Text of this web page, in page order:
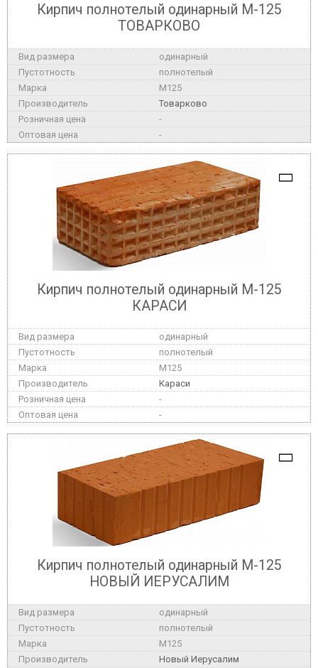
Кирпич полнотелый одинарный М-125
ТОВАРКОВО
одинарный
полнотелый
M125
Товарково
-
-
Кирпич полнотелый одинарный М-125
КАРАСИ
одинарный
полнотелый
M125
Караси
-
-
Кирпич полнотелый одинарный М-125
НОВЫЙ ИЕРУСАЛИМ
одинарный
полнотелый
M125
Новый Иерусалим